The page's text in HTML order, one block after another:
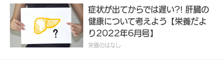
症状が出てからでは遅い?! 肝臓の
健康について考えよう【栄養だよ
り2022年6月号】
栄養のはなし